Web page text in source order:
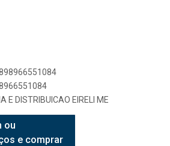
E DISTRIBUICAO EIRELI ME
ou
e comprar